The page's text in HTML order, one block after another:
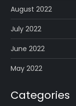
August 2022
July 2022
June 2022
May 2022
Categories